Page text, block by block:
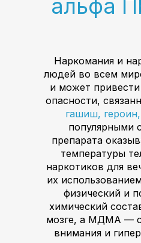
альфа
Наркомания и
людей во всем
и может
опасности,
гашиш,
популярными
препарата
температуры
наркотиков для
их
физический и
химический
мозге, а МДМА —
внимания и